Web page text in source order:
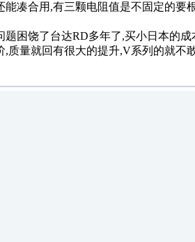
凑合用,有三颗电阻值是不固定的要
困饶了台达RD多年了,买小日本的
,质量就回有很大的提升,V系列的就不